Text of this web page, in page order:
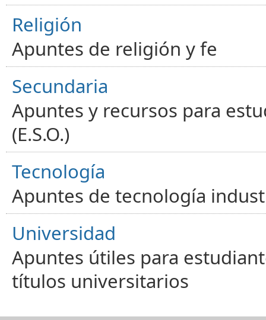
Religión
Apuntes de religión y fe
Secundaria
Apuntes y recursos para
(E.S.O.)
Tecnología
Apuntes de tecnología
Universidad
Apuntes útiles para
títulos universitarios